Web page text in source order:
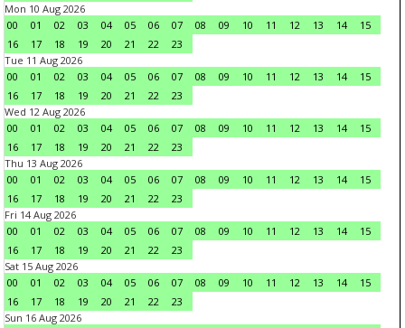
Mon 10 Aug 2026
00
01 02 03 04 05 06 07 08 09 10 11 12 13 14
15
16
17 18 19 20 21 22
23
Tue 11 Aug 2026
00
01 02 03 04 05 06 07 08 09 10 11 12 13 14
15
16
17 18 19 20 21 22
23
Wed 12 Aug 2026
00
01 02 03 04 05 06 07 08 09 10 11 12 13 14
15
16
17 18 19 20 21 22
23
Thu 13 Aug 2026
00
01 02 03 04 05 06 07 08 09 10 11 12 13 14
15
16
17 18 19 20 21 22
23
Fri 14 Aug 2026
00
01 02 03 04 05 06 07 08 09 10 11 12 13 14
15
16
17 18 19 20 21 22
23
Sat 15 Aug 2026
00
01 02 03 04 05 06 07 08 09 10 11 12 13 14
15
16
17 18 19 20 21 22
23
Sun 16 Aug 2026